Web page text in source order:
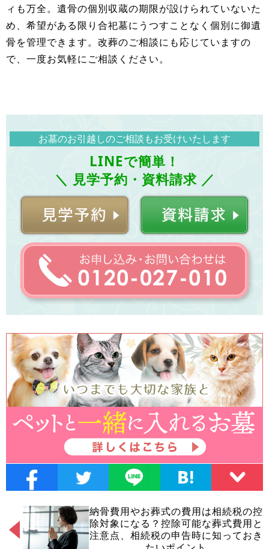
ィも万全。遺骨の個別収蔵の期限が設けられていないた
め、希望がある限り合祀墓にうつすことなく個別に御遺
骨を管理できます。改葬のご相談にも応じていますの
で、一度お気軽にご相談ください。
お墓のお引越しのご相談もお受けいたします
LINEで簡単！
＼ 見学予約・資料請求 ／
納骨費用やお葬式の費用は相続税の控
除対象になる？控除可能な葬式費用と
注意点、相続税の申告時に知っておき